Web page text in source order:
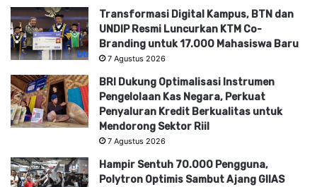
Transformasi Digital Kampus, BTN dan
UNDIP Resmi Luncurkan KTM Co-
Branding untuk 17.000 Mahasiswa Baru
7 Agustus 2026
BRI Dukung Optimalisasi Instrumen
Pengelolaan Kas Negara, Perkuat
Penyaluran Kredit Berkualitas untuk
Mendorong Sektor Riil
7 Agustus 2026
Hampir Sentuh 70.000 Pengguna,
Polytron Optimis Sambut Ajang GIIAS